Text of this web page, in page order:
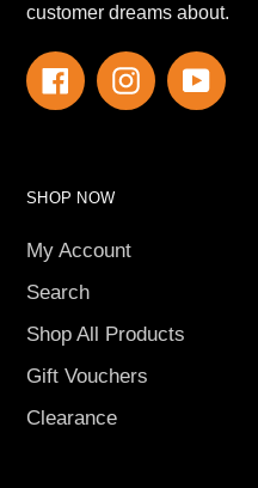
customer dreams about.
FacebookInstagram
SHOP NOW
My Account
Search
Shop All Products
Gift Vouchers
Clearance